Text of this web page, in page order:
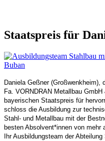
Staatspreis für
Daniela Geßner (Großwenkheim),
Fa. VORNDRAN Metallbau GmbH
bayerischen Staatspreis für
schloss die Ausbildung zur
Stahl- und Metallbau mit der
besten Absolvent*innen von mehr
Ihr Ausbildungsteam der